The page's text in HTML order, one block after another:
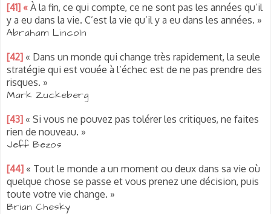
[41] « À la fin, ce qui compte, ce ne sont pas les années qu’il
y a eu dans la vie. C’est la vie qu’il y a eu dans les années. »
Abraham Lincoln
[42] « Dans un monde qui change très rapidement, la seule
stratégie qui est vouée à l’échec est de ne pas prendre des
risques. »
Mark Zuckeberg
[43] « Si vous ne pouvez pas tolérer les critiques, ne faites
rien de nouveau. »
Jeff Bezos
[44] « Tout le monde a un moment ou deux dans sa vie où
quelque chose se passe et vous prenez une décision, puis
toute votre vie change. »
Brian Chesky